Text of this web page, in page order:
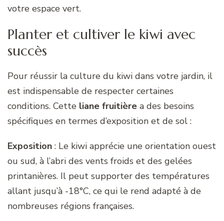
votre espace vert.
Planter et cultiver le kiwi avec
succès
Pour réussir la culture du kiwi dans votre jardin, il
est indispensable de respecter certaines
conditions. Cette liane fruitière a des besoins
spécifiques en termes d’exposition et de sol :
Exposition : Le kiwi apprécie une orientation ouest
ou sud, à l’abri des vents froids et des gelées
printanières. Il peut supporter des températures
allant jusqu’à -18°C, ce qui le rend adapté à de
nombreuses régions françaises.